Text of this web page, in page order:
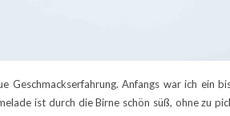
Geschmackserfahrung. Anfangs war ich ein
ist durch die Birne schön süß, ohne zu